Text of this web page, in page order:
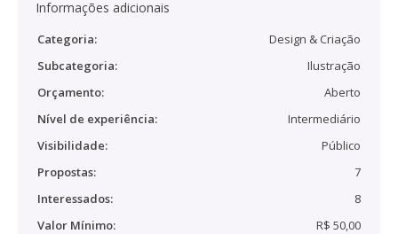
Informações adicionais
Categoria:
Design & Criação
Subcategoria:
Ilustração
Orçamento:
Aberto
Nível de experiência:
Intermediário
Visibilidade:
Público
Propostas:
7
Interessados:
8
Valor Mínimo:
R$ 50,00